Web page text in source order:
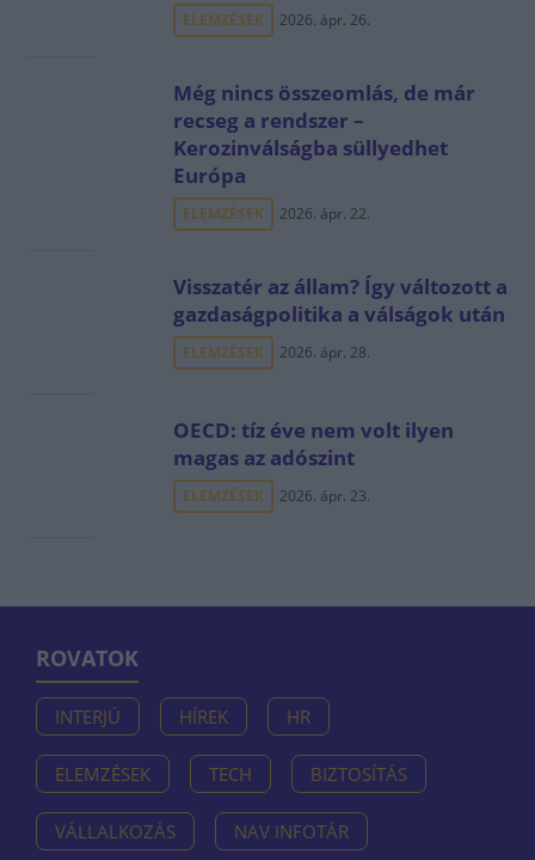
ELEMZÉSEK 2026. ápr. 26.
Még nincs összeomlás, de már
recseg a rendszer –
Kerozinválságba süllyedhet
Európa
ELEMZÉSEK 2026. ápr. 22.
Visszatér az állam? Így változott a
gazdaságpolitika a válságok után
ELEMZÉSEK 2026. ápr. 28.
OECD: tíz éve nem volt ilyen
magas az adószint
ELEMZÉSEK 2026. ápr. 23.
ROVATOK
INTERJÚ HÍREK HR
ELEMZÉSEK TECH BIZTOSÍTÁS
VÁLLALKOZÁS NAV INFOTÁR